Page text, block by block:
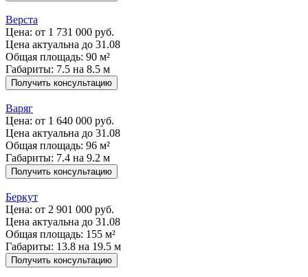
Верста
Цена: от 1 731 000 руб.
Цена актуальна до 31.08
Общая площадь: 90 м²
Габариты: 7.5 на 8.5 м
Получить консультацию
Варяг
Цена: от 1 640 000 руб.
Цена актуальна до 31.08
Общая площадь: 96 м²
Габариты: 7.4 на 9.2 м
Получить консультацию
Беркут
Цена: от 2 901 000 руб.
Цена актуальна до 31.08
Общая площадь: 155 м²
Габариты: 13.8 на 19.5 м
Получить консультацию